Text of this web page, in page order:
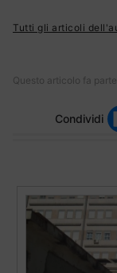
Tutti gli articoli
Questo articolo fa
Condividi